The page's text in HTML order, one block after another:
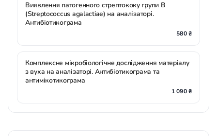
Виявлення патогенного стрептококу групи В
(Streptococcus agalactiae) на аналізаторі.
Антибіотикограма
580 ₴
Комплексне мікробіологічне дослідження матеріалу
з вуха на аналізаторі. Антибіотикограма та
антимікотикограма
1 090 ₴